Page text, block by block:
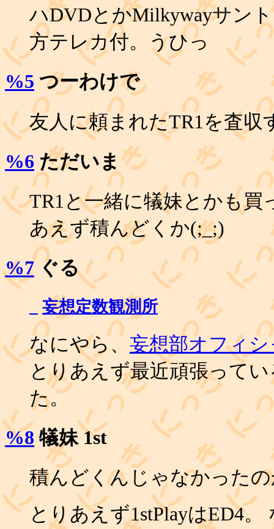
ハDVDとかMilkywayサン
方テレカ付。うひっ
%5 つーわけで
友人に頼まれたTR1を査収
%6 ただいま
TR1と一緒に犠妹とかも
あえず積んどくか(;_;)
%7ぐる
妄想定数観測所
なにやら、 妄想部オフィ
とりあえず最近頑張って
た。
%8 犠妹 1st
積んどくんじゃなかった
とりあえず1stPlayはED4